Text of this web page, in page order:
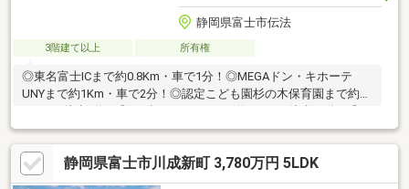
静岡県富士市伝法
3階建て以上 所有権
◎東名富士ICまで約0.8Km・車で1分！◎MEGAドン・キホーテ
UNYまで約1Km・車で2分！◎認定こども園杉の木保育園まで約
ブンイレブンまで約390m・徒歩分！◎クリエイトまで約570m・
徒歩8分！◎伝法沢西公園まで約600m・徒歩8分！◎郵便局まで約
150m・徒歩5分！※掲載画像右下に【AI修正】のロゴの付いた画像
は、現況家具等有ります。売主様のプライバシーに配慮しCG加工
静岡県富士市川成新町 3,780万円 5LDK